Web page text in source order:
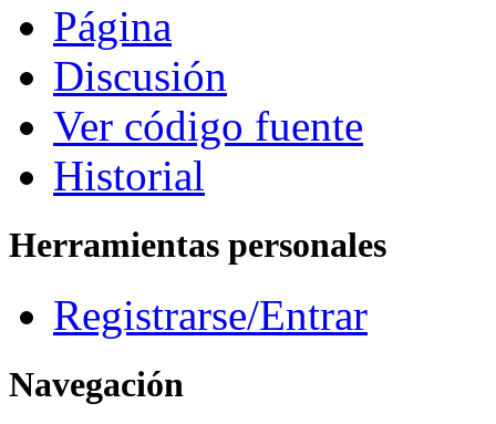
Página
Discusión
Ver código fuente
Historial
Herramientas personales
Registrarse/Entrar
Navegación